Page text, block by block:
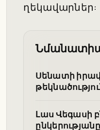
ղեկավարներ:
Սենատի
Լաս Վեգասի